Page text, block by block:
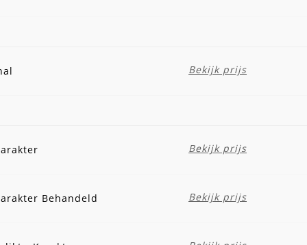
Bekijk prijs
Bekijk prijs
Behandeld Bekijk prijs